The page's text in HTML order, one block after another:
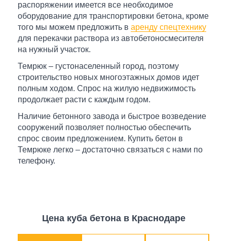
распоряжении имеется все необходимое
оборудование для транспортировки бетона, кроме
того мы можем предложить в аренду спецтехнику
для перекачки раствора из автобетоносмесителя
на нужный участок.
Темрюк – густонаселенный город, поэтому
строительство новых многоэтажных домов идет
полным ходом. Спрос на жилую недвижимость
продолжает расти с каждым годом.
Наличие бетонного завода и быстрое возведение
сооружений позволяет полностью обеспечить
спрос своим предложением. Купить бетон в
Темрюке легко – достаточно связаться с нами по
телефону.
Цена куба бетона в Краснодаре